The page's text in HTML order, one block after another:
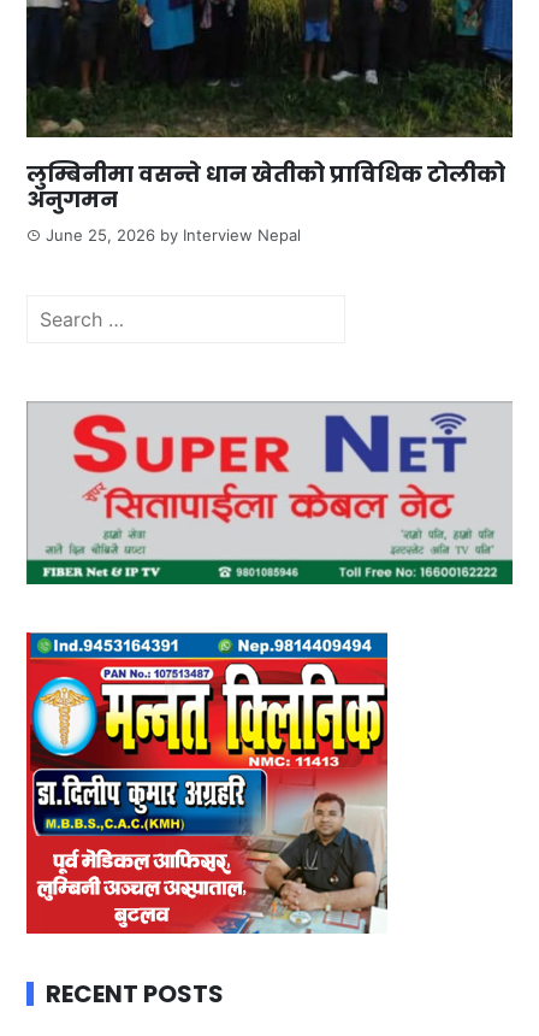
लुम्बिनीमा वसन्ते धान खेतीको प्राविधिक टोलीको
अनुगमन
June 25, 2026 by Interview Nepal
Search
RECENT POSTS